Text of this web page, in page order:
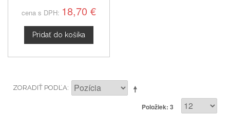
cena s DPH: 18,70 €
Pridať do košíka
ZORADIŤ PODĽA
Položiek: 3